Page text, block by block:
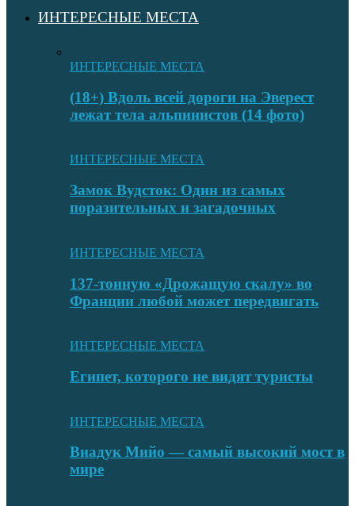
ИНТЕРЕСНЫЕ МЕСТА
ИНТЕРЕСНЫЕ МЕСТА
(18+) Вдоль всей дороги на Эверест
лежат тела альпинистов (14 фото)
ИНТЕРЕСНЫЕ МЕСТА
Замок Вудсток: Один из самых
поразительных и загадочных
ИНТЕРЕСНЫЕ МЕСТА
137-тонную «Дрожащую скалу» во
Франции любой может передвигать
ИНТЕРЕСНЫЕ МЕСТА
Египет, которого не видят туристы
ИНТЕРЕСНЫЕ МЕСТА
Виадук Мийо — самый высокий мост в
мире